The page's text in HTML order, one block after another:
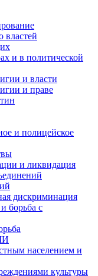
властей
и в политической
и власти
и праве
и полицейское
и ликвидация
дискриминация
борьба с
населением и
культуры